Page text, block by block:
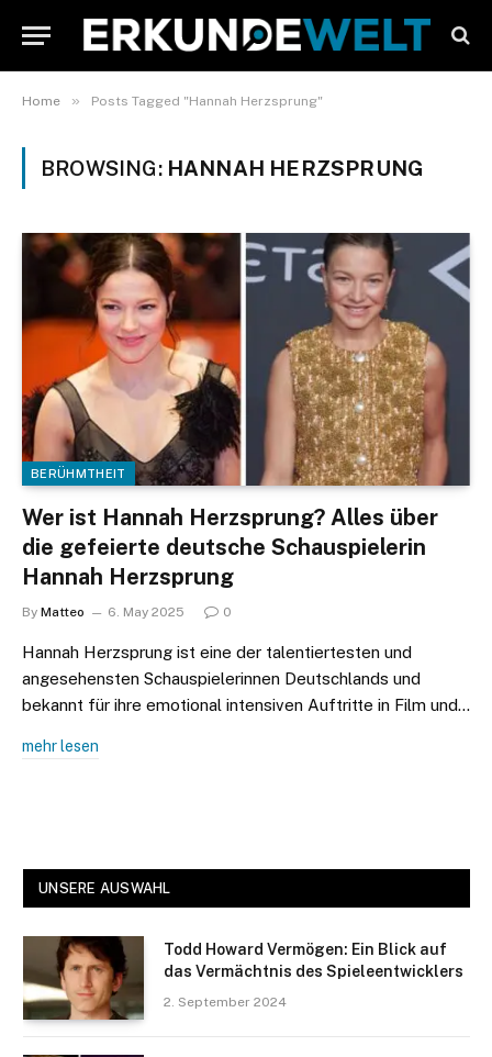
Home » Posts Tagged "Hannah Herzsprung"
BROWSING: HANNAH HERZSPRUNG
BERÜHMTHEIT
Wer ist Hannah Herzsprung? Alles über
die gefeierte deutsche Schauspielerin
Hannah Herzsprung
By Matteo 6. May 2025 0
Hannah Herzsprung ist eine der talentiertesten und
angesehensten Schauspielerinnen Deutschlands und
bekannt für ihre emotional intensiven Auftritte in Film und…
mehr lesen
UNSERE AUSWAHL
Todd Howard Vermögen: Ein Blick auf
das Vermächtnis des Spieleentwicklers
2. September 2024